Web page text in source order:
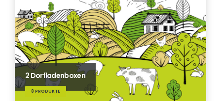
2 Dorfladenboxen
8 PRODUKTE